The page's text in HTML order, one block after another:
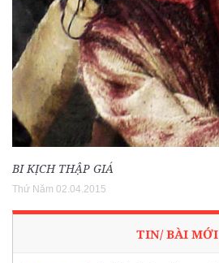
BI KỊCH THẬP GIÁ
Thứ Năm 02.04.2015
TIN/ BÀI MỚI